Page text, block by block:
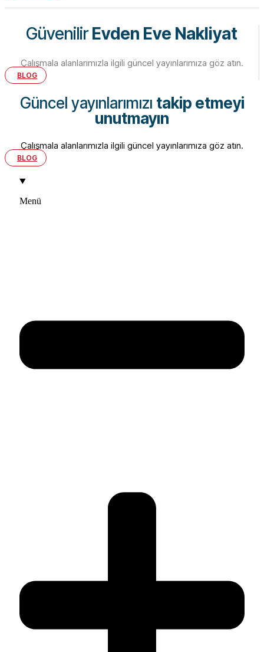
GüvenilirEvden Eve Nakliyat
Çalışmala alanlarımızla ilgili güncel yayınlarımıza göz atın.
BLOG
Güncel yayınlarımızı takip etmeyi
unutmayın
Çalışmala alanlarımızla ilgili güncel yayınlarımıza göz atın.
BLOG
Menü